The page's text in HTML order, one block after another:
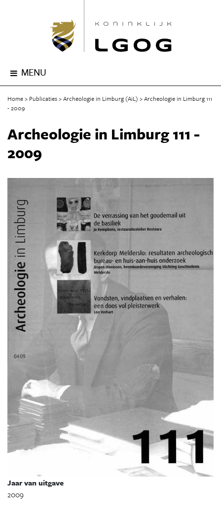
MENU
Home Publicaties Archeologie in Limburg (AiL)
Archeologie in Limburg 111
- 2009
Archeologie in Limburg 111 -
2009
Jaar van uitgave
2009